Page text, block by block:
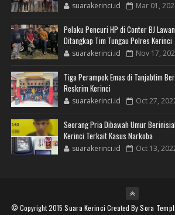
suarakerinci.id Mar 01,
Pelaku Pencuri HP di Conter BJ
Ditangkap Tim Tungau Polres Kerinci
suarakerinci.id Nov 17,
Tiga Perampok Emas di Tanjabtim
Reskrim Kerinci
suarakerinci.id Oct 27,
Seorang Pria Dibawah Umur
Kerinci Terkait Kasus Narkoba
suarakerinci.id Oct 13,
© Copyright 2015Suara Kerinci Created BySora